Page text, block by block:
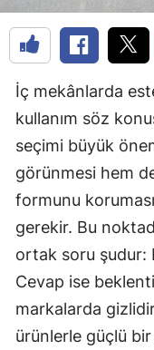
İç mekânlarda
kullanım söz
seçimi büyük
görünmesi hem
formunu
gerekir. Bu
ortak soru şudur:
Cevap ise
markalarda
ürünlerle güçlü